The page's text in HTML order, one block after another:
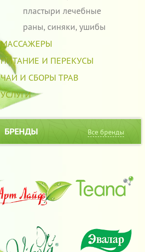
пластыри лечебные
раны, синяки, ушибы
МАССАЖЕРЫ
ПИТАНИЕ И ПЕРЕКУСЫ
ЧАИ И СБОРЫ ТРАВ
УСЛУГИ
БРЕНДЫ Все бренды